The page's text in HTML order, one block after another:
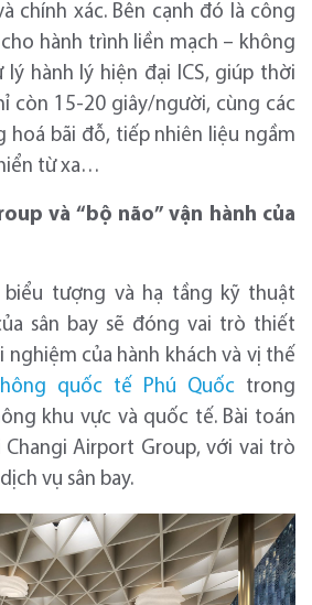
chính xác. Bên cạnh đó là công
hành trình liền mạch – không
hành lý hiện đại ICS, giúp thời
còn 15-20 giây/người, cùng các
hoá bãi đỗ, tiếp nhiên liệu ngầm
từ xa…
và “bộ não” vận hành của
biểu tượng và hạ tầng kỹ thuật
sân bay sẽ đóng vai trò thiết
của hành khách và vị thế
quốc tế Phú Quốc trong
khu vực và quốc tế. Bài toán
Changi Airport Group, với vai trò
vụ sân bay.